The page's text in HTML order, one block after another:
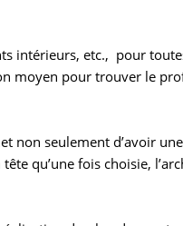
intérieurs, etc., pour
moyen pour trouver le
non seulement d’avoir
qu’une fois choisie,